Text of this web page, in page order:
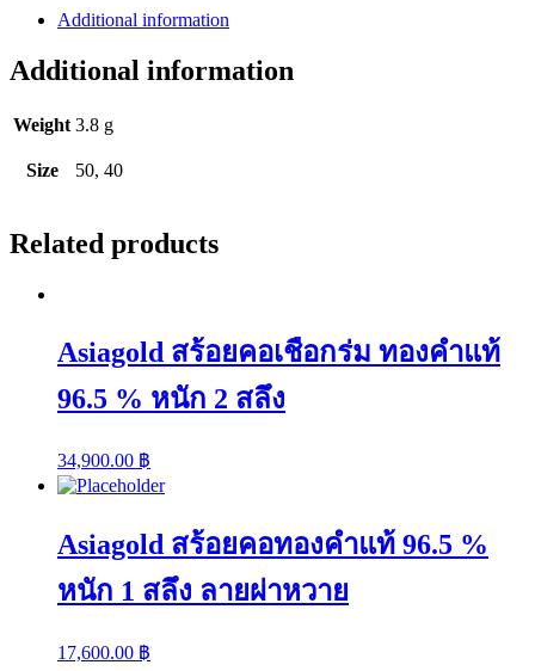
96.5
%
1
สลึง
quantity
Additional information
Additional information
Weight 3.8 g
Size 50, 40
Related products
Asiagold สร้อยคอเชือกร่ม ทองคำแท้
96.5 % หนัก 2 สลึง
34,900.00 ฿
Asiagold สร้อยคอทองคำแท้ 96.5 %
หนัก 1 สลึง ลายผ่าหวาย
17,600.00 ฿